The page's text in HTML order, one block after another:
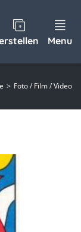
Menu
Foto / Film / Video